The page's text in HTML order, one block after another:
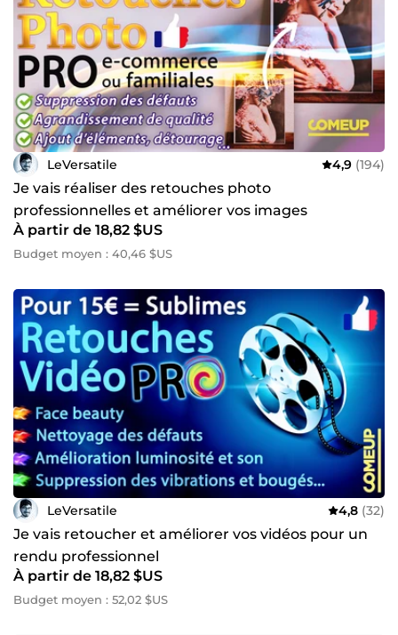
LeVersatile 4,9 (194)
Je vais réaliser des retouches photo
professionnelles et améliorer vos images
À partir de 18,82 $US
Budget moyen : 40,46 $US
LeVersatile 4,8 (32)
Je vais retoucher et améliorer vos vidéos pour un
rendu professionnel
À partir de 18,82 $US
Budget moyen : 52,02 $US